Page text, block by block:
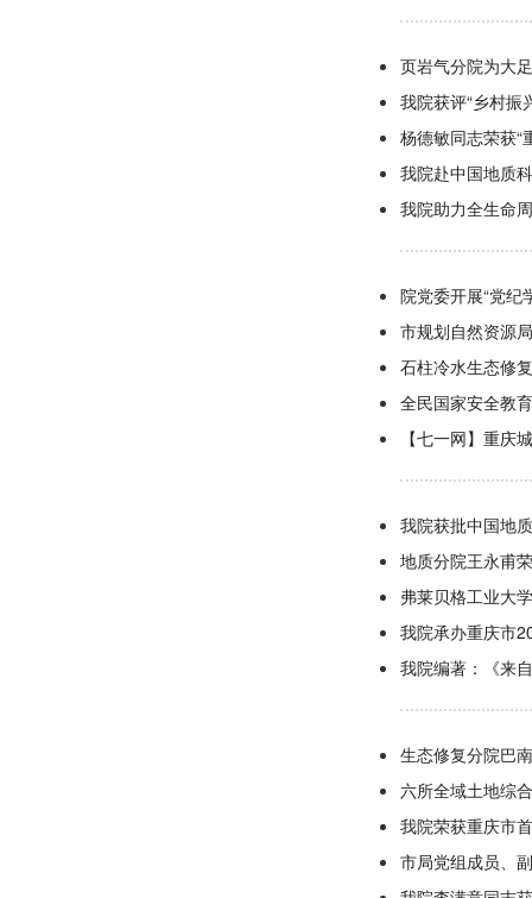
页岩气分院为大
我院获评“乡村振
杨德敏同志荣获“
我院赴中国地质
我院助力全生命
院党委开展“党纪
市规划自然资源
石柱冷水生态修
全民国家安全教
【七一网】重庆
我院获批中国地
地质分院王永甫
弗莱贝格工业大
我院承办重庆市
我院编著：《来
生态修复分院巴
六所全域土地综
我院荣获重庆市
市局党组成员、